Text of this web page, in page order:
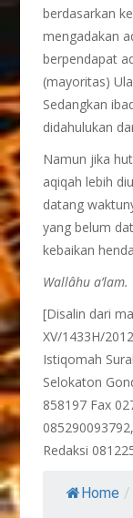
berdasarkan
mengadakan
berpendapat
(mayoritas)
Sedangkan
didahulukan
Namun jika
aqiqah lebih
datang
yang belum
kebaikan
Wallâhu a’lam.
[Disalin dari
XV/1433H/
Istiqomah
Selokaton
858197 Fax
Redaksi
Home /